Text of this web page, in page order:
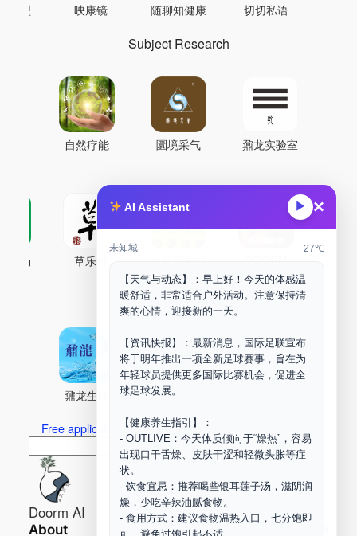
AI Assistant ▶ ×
未知城 27℃
【天气与动态】：早上好！今天的体感温
暖舒适，非常适合户外活动。注意保持清
爽的心情，迎接新的一天。
【资讯快报】：最新消息，国际足联宣布
将于明年推出一项全新足球赛事，旨在为
年轻球员提供更多国际比赛机会，促进全
球足球发展。
【健康养生指引】：
- OUTLIVE：今天体质倾向于“燥热”，容易
出现口干舌燥、皮肤干涩和轻微头胀等症
状。
- 饮食宜忌：推荐喝些银耳莲子汤，滋阴润
燥，少吃辛辣油腻食物。
- 食用方式：建议食物温热入口，七分饱即
模型 映康镜 随聊知健康 切切私语
Subject Research
自然疗能 圜境采气 鼐龙实验室
药场 草乐村
Maker Space
鼐龙生物 PLM
Free application for “Healing Association Membership”
索
Search
Doorm AI
About